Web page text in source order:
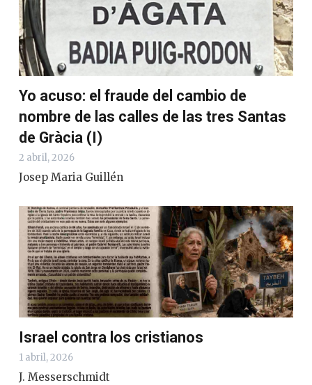
Yo acuso: el fraude del cambio de
nombre de las calles de las tres Santas
de Gràcia (I)
2 abril, 2026
Josep Maria Guillén
Israel contra los cristianos
1 abril, 2026
J. Messerschmidt